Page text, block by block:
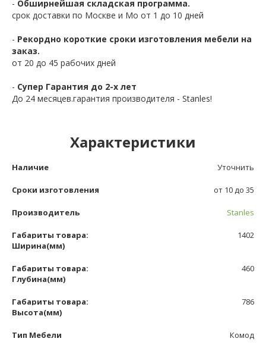
- Обширнейшая складская программа.
срок доставки по Москве и Мо от 1 до 10 дней
- Рекордно короткие сроки изготовления мебели на
заказ.
от 20 до 45 рабочих дней
- Супер Гарантия до 2-х лет
До 24 месяцев.гарантия производителя - Stanles!
Характеристики
Наличие Уточнить
Сроки изготовления от 10 до 35
Производитель Stanles
Габариты товара:
Ширина(мм)
1402
Габариты товара:
Глубина(мм)
460
Габариты товара:
Высота(мм)
786
Тип Мебели Комод